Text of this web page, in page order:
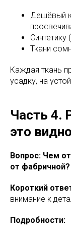
Дешёвый
Синтетику
Ткани
Каждая ткань
усадку, на
Часть 4.
это
Вопрос: Чем
от фабричной?
Короткий
внимание к
Подробности: